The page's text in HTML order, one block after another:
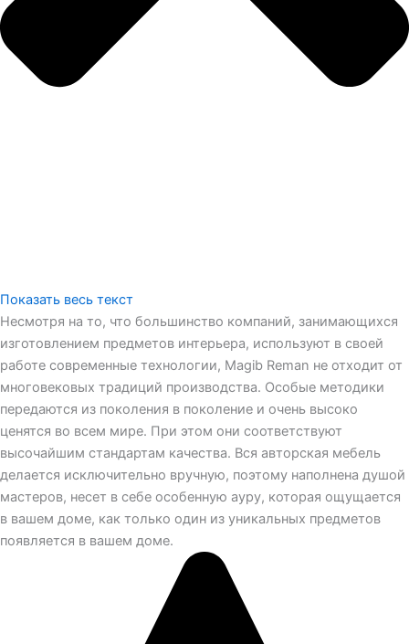
Показать весь текст
Несмотря на то, что большинство компаний, занимающихся
изготовлением предметов интерьера, используют в своей
работе современные технологии, Magib Reman не отходит от
многовековых традиций производства. Особые методики
передаются из поколения в поколение и очень высоко
ценятся во всем мире. При этом они соответствуют
высочайшим стандартам качества. Вся авторская мебель
делается исключительно вручную, поэтому наполнена душой
мастеров, несет в себе особенную ауру, которая ощущается
в вашем доме, как только один из уникальных предметов
появляется в вашем доме.